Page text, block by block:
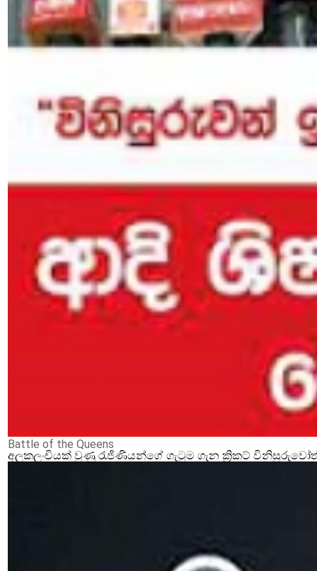
Battle of the Queens‍
අලකලංචියක් වුණු රැජිණියන්ගේ ගැටුම ගැන ක්‍රිකට්